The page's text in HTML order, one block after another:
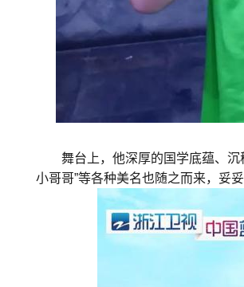
舞台上，他深厚的国学底蕴、沉
小哥哥”等各种美名也随之而来，妥